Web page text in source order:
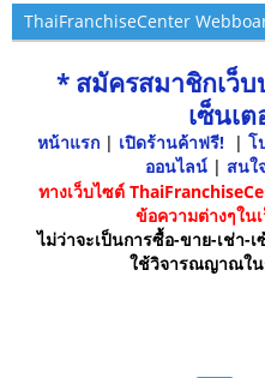
ThaiFranchiseCenter
* สมัครสมาชิกเว็
เซ็นเ
หน้าแรก | เปิดร้านค้าฟรี! | โ
ออนไลน์ | สนใ
ทางเว็บไซต์
ข้อความต่างๆใน
ไม่ว่าจะเป็นการซื้อ-ขาย-เช่า-
ใช้วิจารณญาณใน